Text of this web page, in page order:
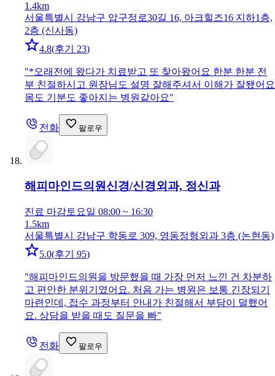
1.4km
서울특별시 강남구 압구정로30길 16, 아크힐즈16 지하1층,
2층 (신사동)
4.8(후기 23)
"*오래전에 왔다가 치료받고 또 찾아왔어요 한분 한분 전
부 친절하시고 원장님도 설명 잘해주셔서 이해가 잘됐어요
몸도 기분도 좋아지는 병원같아요"
전화 팔로우
해피마인드의원신경/신경외과, 정신과
진료 마감토요일 08:00 ~ 16:30
1.5km
서울특별시 강남구 학동로 309, 영동정형외과 3층 (논현동)
5.0(후기 95)
"해피마인드의원을 방문했을 때 가장 먼저 느낀 건 차분하
고 편안한 분위기였어요. 처음 가는 병원은 보통 긴장되기
마련인데, 접수 과정부터 안내가 친절해서 부담이 덜했어
요. 상담을 받을 때도 질문을 빠"
전화 팔로우